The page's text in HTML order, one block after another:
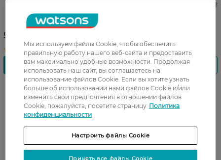
в 1 черная 12 мл
545,99 ГРН
Тушь-трансформер Deborah
Мы используем файлы Cookie, чтобы обеспечить
правильную работу нашего веб-сайта и предоставить
вам максимально удобные возможности. Продолжая
использовать наш сайт, вы соглашаетесь на
использование файлов Cookie. Если вы хотите узнать
больше об использовании нами файлов Cookie и/или
изменить свои предпочтения в отношении файлов
Cookie, пожалуйста, посетите страницу Политика
конфиденциальности
Настроить файлы Cookie
Принять все файлы Cookie